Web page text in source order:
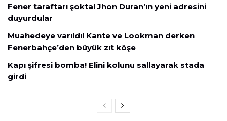
Fener taraftarı şokta! Jhon Duran’ın yeni adresini
duyurdular
Muahedeye varıldı! Kante ve Lookman derken
Fenerbahçe’den büyük zıt köşe
Kapı şifresi bomba! Elini kolunu sallayarak stada
girdi